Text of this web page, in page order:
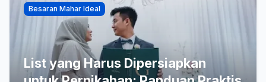
Besaran Mahar Ideal
List yang Harus Dipersiapkan